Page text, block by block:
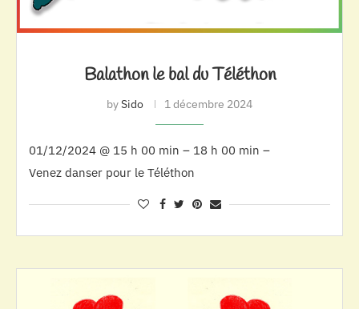
Balathon le bal du Téléthon
bySido 1 décembre 2024
01/12/2024 @ 15 h 00 min – 18 h 00 min –
Venez danser pour le Téléthon